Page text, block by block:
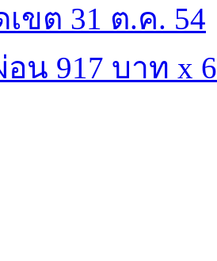
ขต 31 ต.ค. 54
อน 917 บาท x